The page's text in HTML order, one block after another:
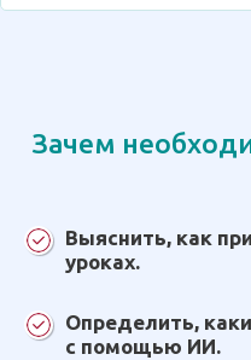
Зачем
Выяснить, как
уроках.
Определить,
с помощью ИИ.